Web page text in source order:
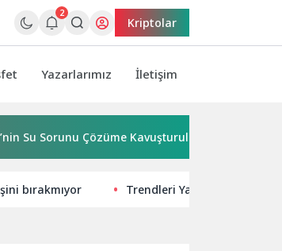
2
Kriptolar
Yazarlarımız İletişim
Sorunu Çözüme Kavuşturuldu
bırakmıyor Trendleri Yakalayın: SEO